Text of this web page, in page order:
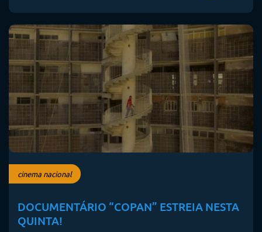
cinema nacional
DOCUMENTÁRIO “COPAN” ESTREIA NESTA
QUINTA!